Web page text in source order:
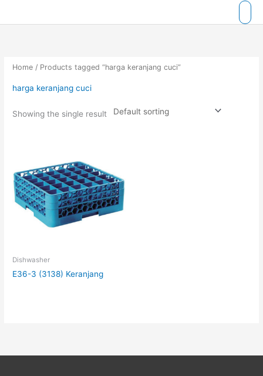
Home / Products tagged “harga keranjang cuci”
harga keranjang cuci
Showing the single result
Dishwasher
E36-3 (3138) Keranjang